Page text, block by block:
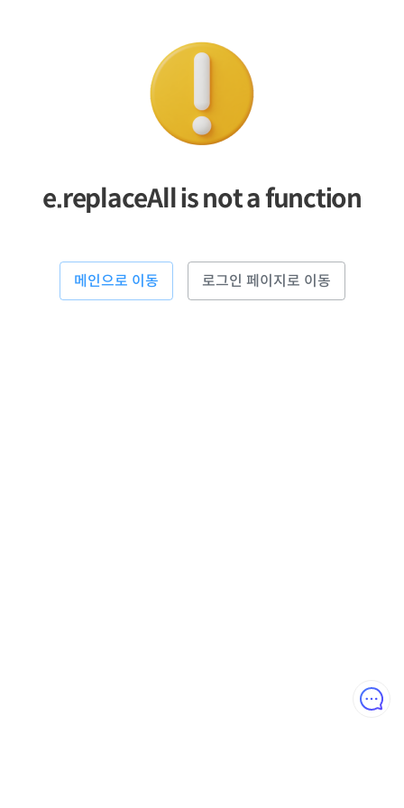
e.replaceAll is not a function
메인으로 이동 로그인 페이지로 이동